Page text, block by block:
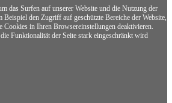
das Surfen auf unserer Website und die Nutzung der
Beispiel den Zugriff auf geschützte Bereiche der Website,
Cookies in Ihren Browsereinstellungen deaktivieren.
Funktionalität der Seite stark eingeschränkt wird